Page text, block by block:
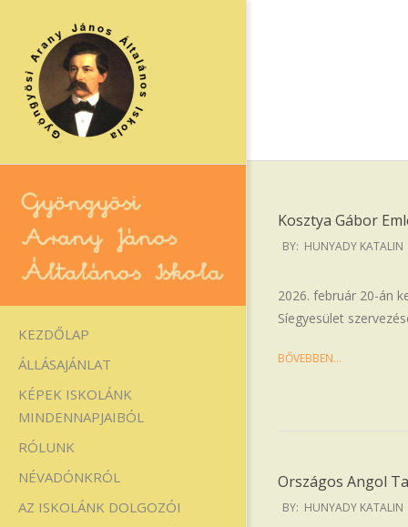
content
Gyöngyösi
Arany
János
Általános
Iskola
Primary
Navigation
Menu
KEZDŐLAP
ÁLLÁSAJÁNLAT
KÉPEK ISKOLÁNK
MINDENNAPJAIBÓL
RÓLUNK
NÉVADÓNKRÓL
AZ ISKOLÁNK DOLGOZÓI
Kosztya Gábor
2026-
BY: HUNYADY KATALIN
2026. február 20-án
Síegyesület
BŐVEBBEN…
Országos Angol
2026-
BY: HUNYADY KATALIN